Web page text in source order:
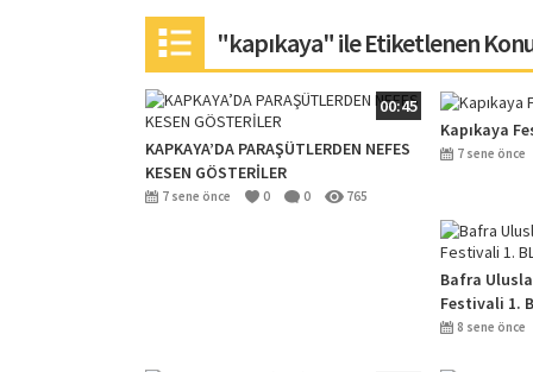
"kapıkaya" ile Etiketlenen
00:45
KAPKAYA’DA PARAŞÜTLERDEN NEFES
KESEN GÖSTERİLER
7 sene önce 0 0 765
Kapıkaya
7 sene önce
Bafra
Festivali 1.
8 sene önce